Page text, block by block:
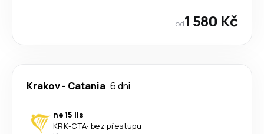
od1 580 Kč
Krakov- Catania 6 dni
ne 15 lis
KRK-CTA· bez přestupu